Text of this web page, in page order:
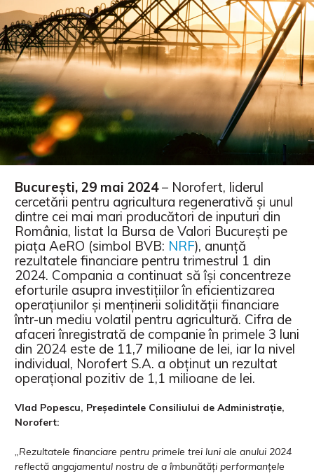
București, 29 mai 2024– Norofert, liderul
cercetării pentru agricultura regenerativă și unul
dintre cei mai mari producători de inputuri din
România, listat la Bursa de Valori București pe
piața AeRO (simbol BVB: NRF), anunță
rezultatele financiare pentru trimestrul 1 din
2024. Compania a continuat să își concentreze
eforturile asupra investițiilor în eficientizarea
operațiunilor și menținerii solidității financiare
într-un mediu volatil pentru agricultură. Cifra de
afaceri înregistrată de companie în primele 3 luni
din 2024 este de 11,7 milioane de lei, iar la nivel
individual, Norofert S.A. a obținut un rezultat
operațional pozitiv de 1,1 milioane de lei.
Vlad Popescu, Președintele Consiliului de Administrație,
Norofert:
„Rezultatele financiare pentru primele trei luni ale anului 2024
reflectă angajamentul nostru de a îmbunătăți performanțele